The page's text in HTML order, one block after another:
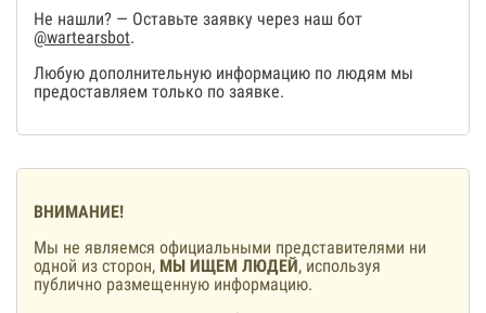
Не нашли? — Оставьте заявку через наш бот
@wartearsbot.
Любую дополнительную информацию по людям мы
предоставляем только по заявке.
ВНИМАНИЕ!
Мы не являемся официальными представителями ни
одной из сторон, МЫ ИЩЕМ ЛЮДЕЙ, используя
публично размещенную информацию.